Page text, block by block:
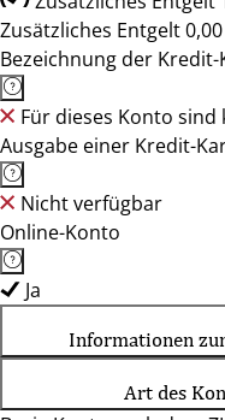
Zusätzliches Entgelt
Bezeichnung der Kredit-
Für dieses Konto
Ausgabe einer Kredit-
Nicht verfügbar
Online-Konto
Ja
Informationen
Art des